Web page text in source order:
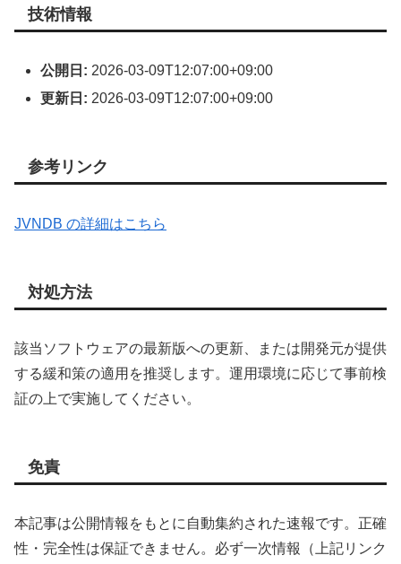
技術情報
公開日: 2026-03-09T12:07:00+09:00
更新日: 2026-03-09T12:07:00+09:00
参考リンク
JVNDB の詳細はこちら
対処方法
該当ソフトウェアの最新版への更新、または開発元が提供
する緩和策の適用を推奨します。運用環境に応じて事前検
証の上で実施してください。
免責
本記事は公開情報をもとに自動集約された速報です。正確
性・完全性は保証できません。必ず一次情報（上記リンク